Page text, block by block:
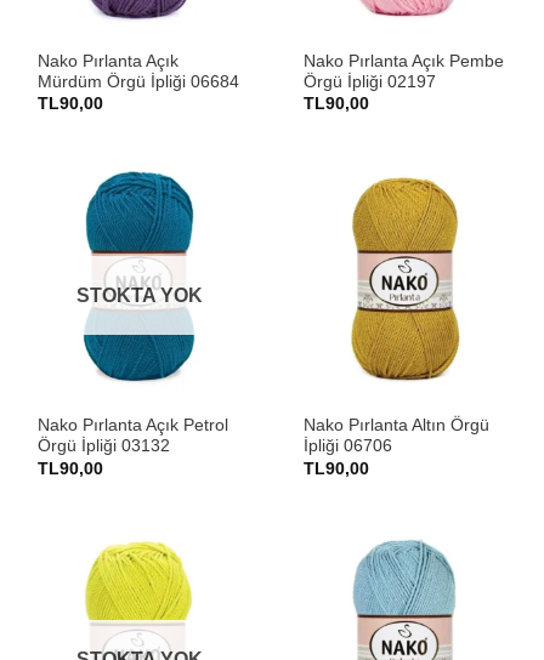
Nako Pırlanta Açık
Mürdüm Örgü İpliği 06684
TL90,00
Nako Pırlanta Açık Pembe
Örgü İpliği 02197
TL90,00
STOKTA YOK
Nako Pırlanta Açık Petrol
Örgü İpliği 03132
TL90,00
Nako Pırlanta Altın Örgü
İpliği 06706
TL90,00